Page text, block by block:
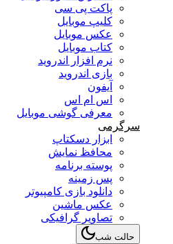
پاکت پی سی
کلیپ موبایل
عکس موبایل
کتاب موبایل
نرم افزار اندروید
بازی اندروید
آیفون
اس ام اس
معرفی گوشی موبایل
سرگرمی
ابزار دسکتاپ
محافظ نمایش
پوسته برنامه
پس زمینه
دانلود بازی کامپیوتر
عکس ماشین
تصاویر گرافیکی
حالت شب